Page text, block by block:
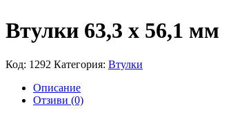
Втулки 63,3 х 56,1 мм
Код: 1292 Категория: Втулки
Описание
Отзиви (0)